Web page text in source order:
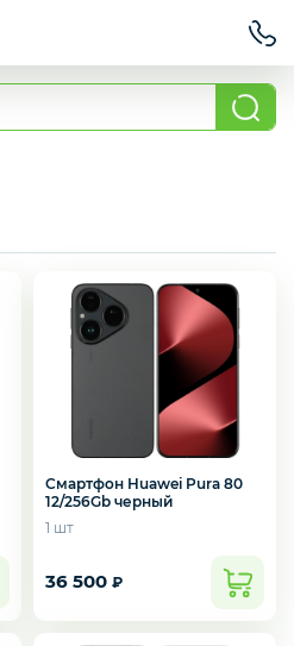
и аксессуары
Смартфон Huawei Pura 80
12/256Gb черный
1 шт
36 500 ₽